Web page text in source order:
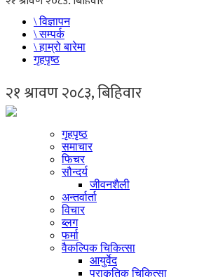
\ विज्ञापन
\ सम्पर्क
\ हाम्रो बारेमा
गृहपृष्ठ
गृहपृष्ठ
समाचार
फिचर
सौन्दर्य
जीवनशैली
अन्तर्वार्ता
विचार
ब्लग
फर्मा
वैकल्पिक चिकित्सा
आयुर्वेद
प्राकृतिक चिकित्सा